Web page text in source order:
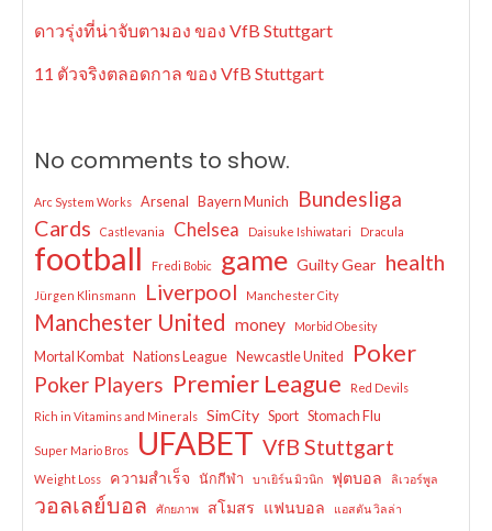
ดาวรุ่งที่น่าจับตามอง ของ VfB Stuttgart
11 ตัวจริงตลอดกาล ของ VfB Stuttgart
No comments to show.
Arc System Works Arsenal Bayern Munich
Bundesliga
Cards
Castlevania Chelsea Daisuke Ishiwatari Dracula
football Fredi Bobic game Guilty Gear health
Jürgen Klinsmann Liverpool Manchester City
Manchester United money Morbid Obesity
Mortal Kombat Nations League Newcastle United Poker
Poker Players Premier League
Red Devils
Rich in Vitamins and Minerals
SimCity Sport Stomach Flu
Super Mario Bros UFABET VfB Stuttgart
Weight Loss ความสำเร็จ นักกีฬา บาเยิร์น มิวนิก ฟุตบอล ลิเวอร์พูล
วอลเลย์บอล ศักยภาพ สโมสร แฟนบอล แอสตัน วิลล่า